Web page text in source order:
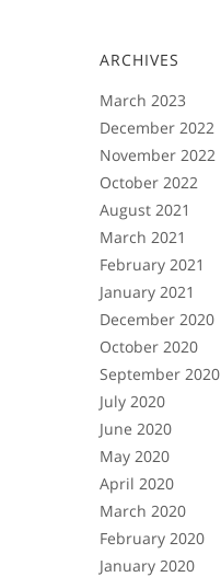
ARCHIVES
March 2023
December 2022
November 2022
October 2022
August 2021
March 2021
February 2021
January 2021
December 2020
October 2020
September 2020
July 2020
June 2020
May 2020
April 2020
March 2020
February 2020
January 2020